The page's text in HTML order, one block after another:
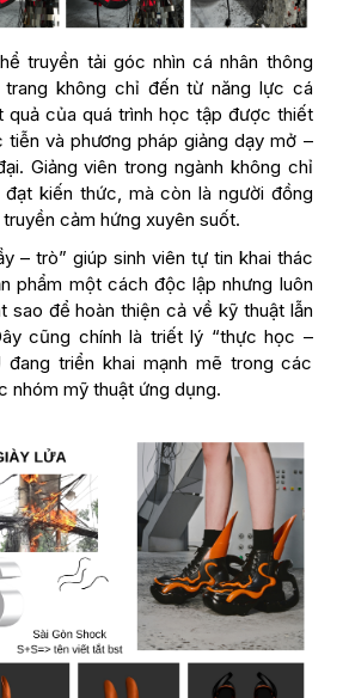
truyền tải góc nhìn cá nhân thông
trang không chỉ đến từ năng lực cá
quả của quá trình học tập được thiết
tiễn và phương pháp giảng dạy mở –
Giảng viên trong ngành không chỉ
kiến thức, mà còn là người đồng
truyền cảm hứng xuyên suốt.
– trò” giúp sinh viên tự tin khai thác
phẩm một cách độc lập nhưng luôn
sao để hoàn thiện cả về kỹ thuật lẫn
cũng chính là triết lý “thực học –
đang triển khai mạnh mẽ trong các
nhóm mỹ thuật ứng dụng.